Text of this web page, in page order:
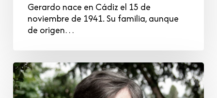
Gerardo nace en Cádiz el 15 de
noviembre de 1941. Su familia, aunque
de origen…
Luis
Canales
Gómez